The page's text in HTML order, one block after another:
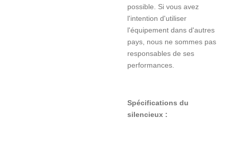
possible. Si vous avez
l'intention d'utiliser
l'équipement dans d'autres
pays, nous ne sommes pas
responsables de ses
performances.
Spécifications du
silencieux :